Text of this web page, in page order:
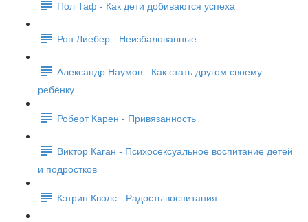
Пол Таф - Как дети добиваются успеха
Рон Лиебер - Неизбалованные
Александр Наумов - Как стать другом своему
ребёнку
Роберт Карен - Привязанность
Виктор Каган - Психосексуальное воспитание детей
и подростков
Кэтрин Кволс - Радость воспитания